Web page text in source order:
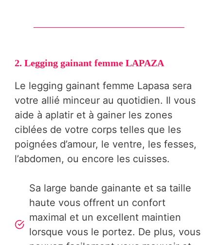
2. Legging gainant femme LAPAZA
Le legging gainant femme Lapasa sera
votre allié minceur au quotidien. Il vous
aide à aplatir et à gainer les zones
ciblées de votre corps telles que les
poignées d’amour, le ventre, les fesses,
l’abdomen, ou encore les cuisses.
Sa large bande gainante et sa taille
haute vous offrent un confort
maximal et un excellent maintien
lorsque vous le portez. De plus, vous